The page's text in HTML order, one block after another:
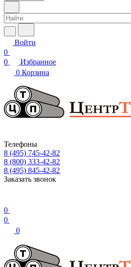
Войти
0
0
Избранное
0 Корзина
Телефоны
8 (495) 745-42-82
8 (800) 333-42-82
8 (495) 845-42-82
Заказать звонок
0
0
0